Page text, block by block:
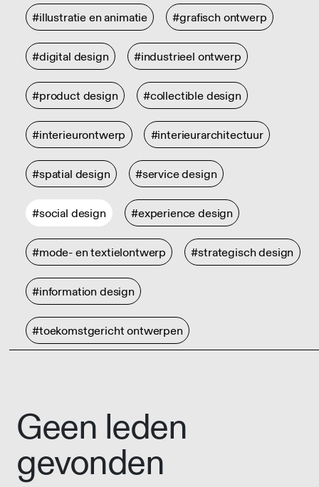
#illustratie en animatie #grafisch ontwerp
#digital design #industrieel ontwerp
#product design #collectible design
#interieurontwerp #interieurarchitectuur
#spatial design #service design
#social design #experience design
#mode- en textielontwerp #strategisch design
#information design
#toekomstgericht ontwerpen
Geen leden
gevonden